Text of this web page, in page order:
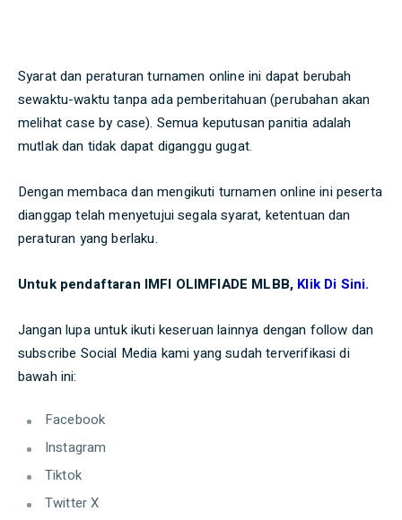
Syarat dan peraturan turnamen online ini dapat berubah
sewaktu-waktu tanpa ada pemberitahuan (perubahan akan
melihat case by case). Semua keputusan panitia adalah
mutlak dan tidak dapat diganggu gugat.
Dengan membaca dan mengikuti turnamen online ini peserta
dianggap telah menyetujui segala syarat, ketentuan dan
peraturan yang berlaku.
Untuk pendaftaran IMFI OLIMFIADE MLBB, Klik Di Sini.
Jangan lupa untuk ikuti keseruan lainnya dengan follow dan
subscribe Social Media kami yang sudah terverifikasi di
bawah ini:
Facebook
Instagram
Tiktok
Twitter X